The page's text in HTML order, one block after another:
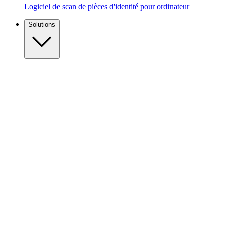
Logiciel de scan de pièces d'identité pour ordinateur
Solutions